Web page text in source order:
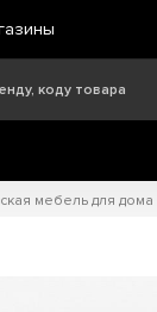
мебель для дома